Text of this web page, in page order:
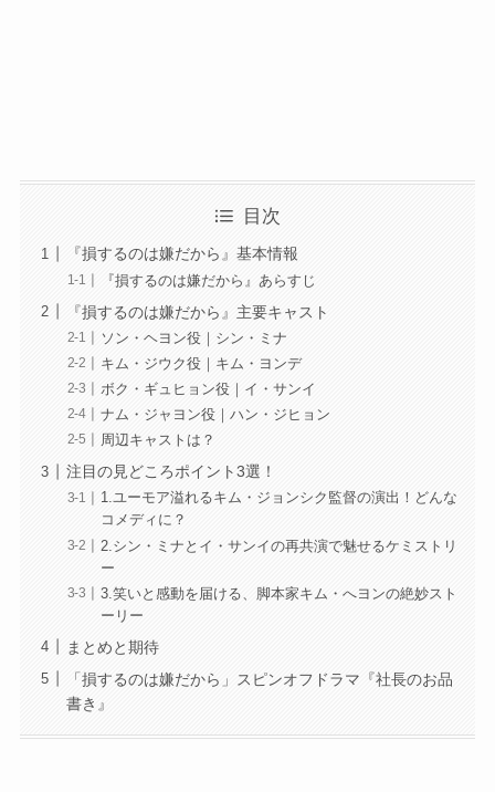
目次
『損するのは嫌だから』基本情報
『損するのは嫌だから』あらすじ
『損するのは嫌だから』主要キャスト
ソン・ヘヨン役｜シン・ミナ
キム・ジウク役｜キム・ヨンデ
ボク・ギュヒョン役｜イ・サンイ
ナム・ジャヨン役｜ハン・ジヒョン
周辺キャストは？
注目の見どころポイント3選！
1.ユーモア溢れるキム・ジョンシク監督の演出！どんな
コメディに？
2.シン・ミナとイ・サンイの再共演で魅せるケミストリ
ー
3.笑いと感動を届ける、脚本家キム・へヨンの絶妙スト
ーリー
まとめと期待
「損するのは嫌だから」スピンオフドラマ『社長のお品
書き』